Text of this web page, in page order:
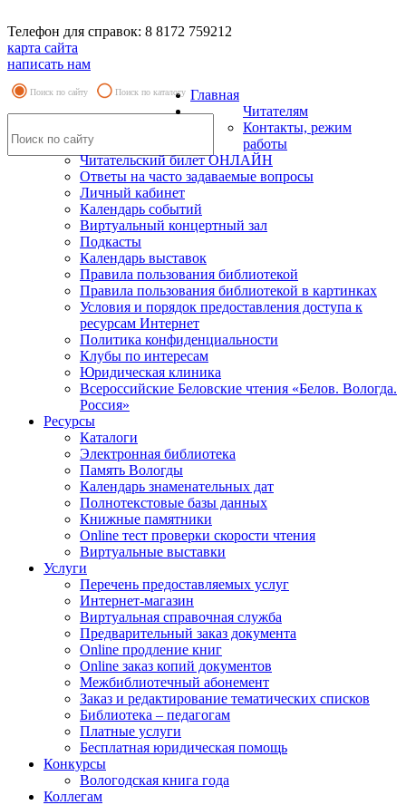
Телефон для справок: 8 8172 759212
карта сайта
написать нам
Поиск по сайту Поиск по каталогу Главная
Читателям
Контакты, режим
работы
Читательский билет ОНЛАЙН
Ответы на часто задаваемые вопросы
Личный кабинет
Календарь событий
Виртуальный концертный зал
Подкасты
Календарь выставок
Правила пользования библиотекой
Правила пользования библиотекой в картинках
Условия и порядок предоставления доступа к
ресурсам Интернет
Политика конфиденциальности
Клубы по интересам
Юридическая клиника
Всероссийские Беловские чтения «Белов. Вологда.
Россия»
Ресурсы
Каталоги
Электронная библиотека
Память Вологды
Календарь знаменательных дат
Полнотекстовые базы данных
Книжные памятники
Online тест проверки скорости чтения
Виртуальные выставки
Услуги
Перечень предоставляемых услуг
Интернет-магазин
Виртуальная справочная служба
Предварительный заказ документа
Online продление книг
Online заказ копий документов
Межбиблиотечный абонемент
Заказ и редактирование тематических списков
Библиотека – педагогам
Платные услуги
Бесплатная юридическая помощь
Конкурсы
Вологодская книга года
Коллегам